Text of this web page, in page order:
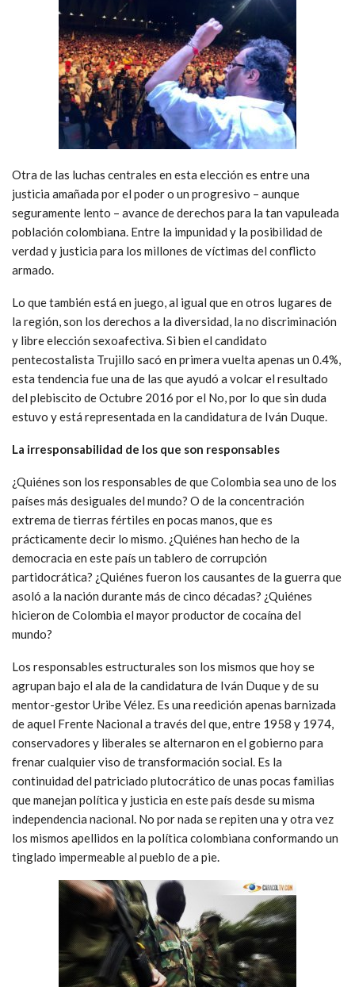
Otra de las luchas centrales en esta elección es entre una
justicia amañada por el poder o un progresivo – aunque
seguramente lento – avance de derechos para la tan vapuleada
población colombiana. Entre la impunidad y la posibilidad de
verdad y justicia para los millones de víctimas del conflicto
armado.
Lo que también está en juego, al igual que en otros lugares de
la región, son los derechos a la diversidad, la no discriminación
y libre elección sexoafectiva. Si bien el candidato
pentecostalista Trujillo sacó en primera vuelta apenas un 0.4%,
esta tendencia fue una de las que ayudó a volcar el resultado
del plebiscito de Octubre 2016 por el No, por lo que sin duda
estuvo y está representada en la candidatura de Iván Duque.
La irresponsabilidad de los que son responsables
¿Quiénes son los responsables de que Colombia sea uno de los
países más desiguales del mundo? O de la concentración
extrema de tierras fértiles en pocas manos, que es
prácticamente decir lo mismo. ¿Quiénes han hecho de la
democracia en este país un tablero de corrupción
partidocrática? ¿Quiénes fueron los causantes de la guerra que
asoló a la nación durante más de cinco décadas? ¿Quiénes
hicieron de Colombia el mayor productor de cocaína del
mundo?
Los responsables estructurales son los mismos que hoy se
agrupan bajo el ala de la candidatura de Iván Duque y de su
mentor-gestor Uribe Vélez. Es una reedición apenas barnizada
de aquel Frente Nacional a través del que, entre 1958 y 1974,
conservadores y liberales se alternaron en el gobierno para
frenar cualquier viso de transformación social. Es la
continuidad del patriciado plutocrático de unas pocas familias
que manejan política y justicia en este país desde su misma
independencia nacional. No por nada se repiten una y otra vez
los mismos apellidos en la política colombiana conformando un
tinglado impermeable al pueblo de a pie.